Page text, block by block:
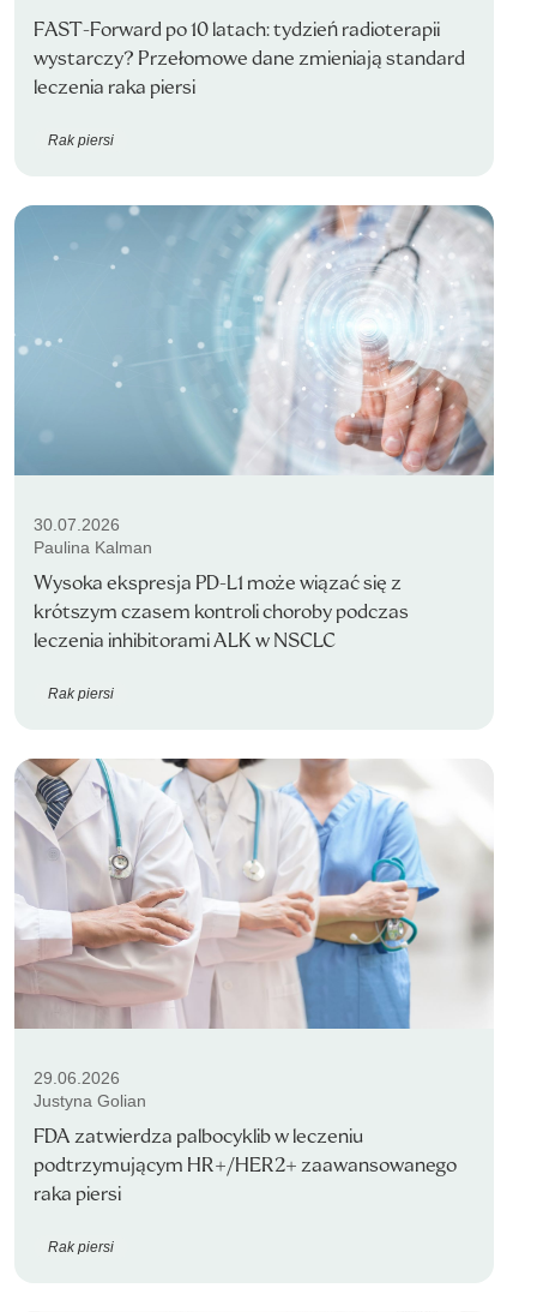
FAST-Forward po 10 latach: tydzień radioterapii
wystarczy? Przełomowe dane zmieniają standard
leczenia raka piersi
Rak piersi
30.07.2026
Paulina Kalman
Wysoka ekspresja PD-L1 może wiązać się z
krótszym czasem kontroli choroby podczas
leczenia inhibitorami ALK w NSCLC
Rak piersi
29.06.2026
Justyna Golian
FDA zatwierdza palbocyklib w leczeniu
podtrzymującym HR+/HER2+ zaawansowanego
raka piersi
Rak piersi